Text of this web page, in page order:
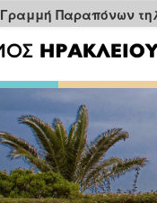
Γραμμή Παραπόνων